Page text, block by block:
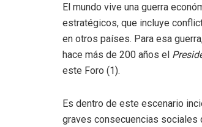
El mundo vive una guerra
estratégicos, que incluye
en otros países. Para esa
hace más de 200 años el
este Foro (1).
Es dentro de este escenario
graves consecuencias